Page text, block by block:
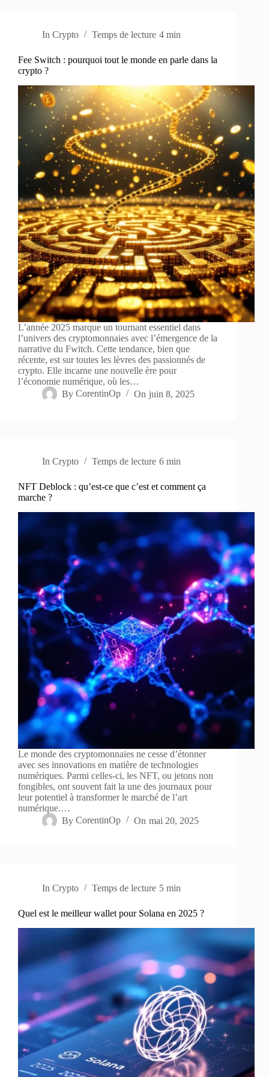
In Crypto Temps de lecture 4 min
Fee Switch : pourquoi tout le monde en parle dans la
crypto ?
L’année 2025 marque un tournant essentiel dans
l’univers des cryptomonnaies avec l’émergence de la
narrative du Fwitch. Cette tendance, bien que
récente, est sur toutes les lèvres des passionnés de
crypto. Elle incarne une nouvelle ère pour
l’économie numérique, où les…
By CorentinOp On juin 8, 2025
In Crypto Temps de lecture 6 min
NFT Deblock : qu’est-ce que c’est et comment ça
marche ?
Le monde des cryptomonnaies ne cesse d’étonner
avec ses innovations en matière de technologies
numériques. Parmi celles-ci, les NFT, ou jetons non
fongibles, ont souvent fait la une des journaux pour
leur potentiel à transformer le marché de l’art
numérique.…
By CorentinOp On mai 20, 2025
In Crypto Temps de lecture 5 min
Quel est le meilleur wallet pour Solana en 2025 ?